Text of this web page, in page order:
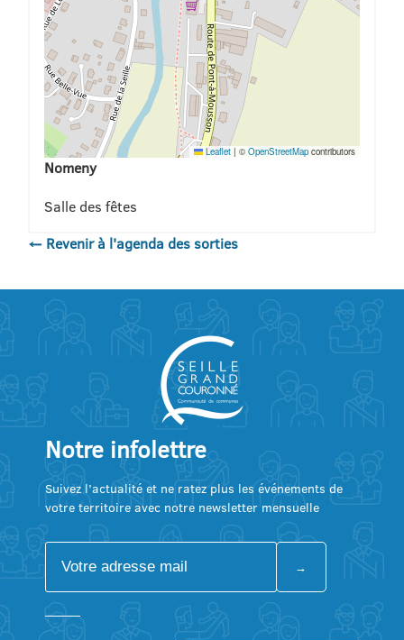
Leaflet | ©OpenStreetMap contributors
Nomeny
Salle des fêtes
← Revenir à l'agenda des sorties
Notre infolettre
Suivez l’actualité et ne ratez plus les événements de
votre territoire avec notre newsletter mensuelle